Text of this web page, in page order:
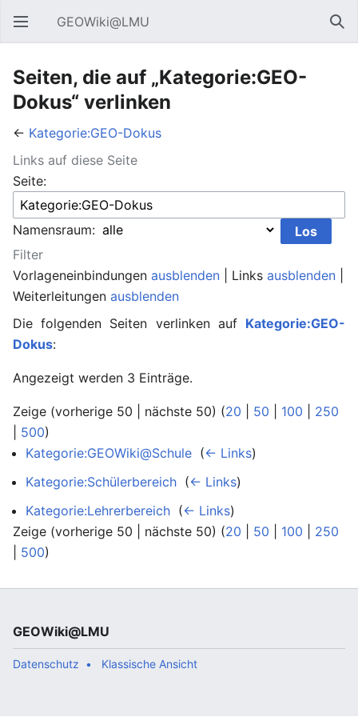
Hauptmenü öffnen GEOWiki@LMU
Seiten, die auf „Kategorie:GEO-
Dokus“ verlinken
← Kategorie:GEO-Dokus
Links auf diese Seite
Seite:
Namensraum:
Filter
Vorlageneinbindungen ausblenden | Links ausblenden
Weiterleitungen ausblenden
Die folgenden Seiten verlinken auf Kategorie:GEO-
Dokus:
Angezeigt werden 3 Einträge.
Zeige (vorherige 50 | nächste 50) (20 50 100
250
500)
Kategorie:GEOWiki@Schule (← Links)
Kategorie:Schülerbereich (← Links)
Kategorie:Lehrerbereich (← Links)
Zeige (vorherige 50 | nächste 50) (20 50 100
250
500)
GEOWiki@LMU
Datenschutz Klassische Ansicht